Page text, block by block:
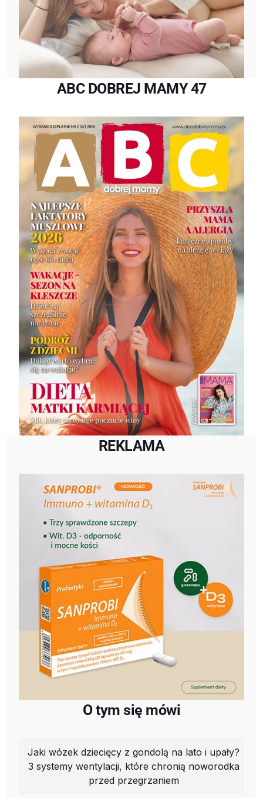
ABC DOBREJ MAMY 47
REKLAMA
O tym się mówi
Jaki wózek dziecięcy z gondolą na lato i upały?
3 systemy wentylacji, które chronią noworodka
przed przegrzaniem